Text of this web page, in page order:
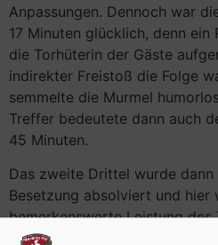
Anpassungen. Dennoch war
17 Minuten glücklich, denn ein
die Torhüterin der Gäste
indirekter Freistoß die Folge
semmelte die Murmel
Treffer bedeutete dann auch
45 Minuten.
Das zweite Drittel wurde
Besetzung absolviert und hier
bemerkenswerte Leistung des
Keeperin Katha dirigierte